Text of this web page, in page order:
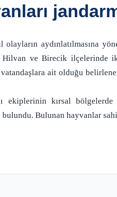
aydınlatılmasına
Hilvan ve Birecik ilçelerinde
ait olduğu
ekiplerinin kırsal
bulundu. Bulunan hayvanlar